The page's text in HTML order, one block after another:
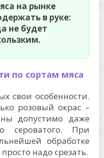
на рынке
в руке:
не будет
по сортам мяса
свои особенности.
розовый окрас –
допустимо даже
сероватого. При
обработке
надо срезать.